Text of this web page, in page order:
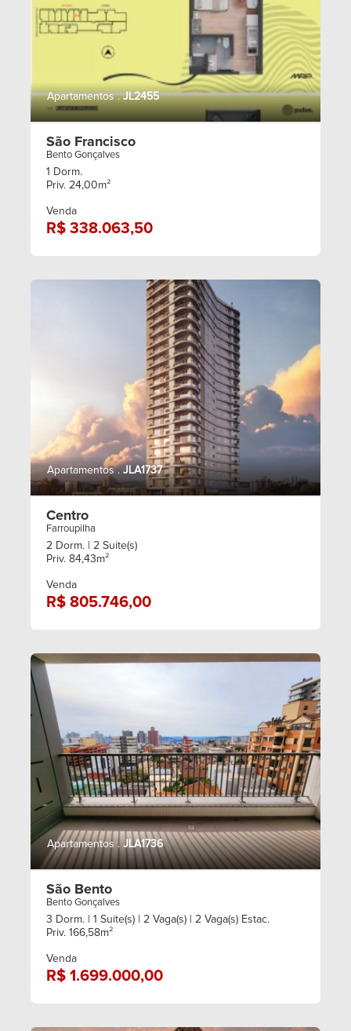
Apartamentos .JL2455
São Francisco
Bento Gonçalves
1 Dorm.
Priv. 24,00m²
Venda
R$ 338.063,50
Apartamentos .JLA1737
Centro
Farroupilha
2 Dorm.
| 2 Suite(s)
Priv. 84,43m²
Venda
R$ 805.746,00
Apartamentos .JLA1736
São Bento
Bento Gonçalves
3 Dorm. | 1 Suite(s) | 2 Vaga(s) | 2 Vaga(s) Estac.
Priv. 166,58m²
Venda
R$ 1.699.000,00